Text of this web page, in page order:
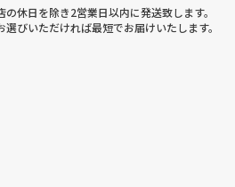
休日を除き2営業日以内に発送致します。
選びいただければ最短でお届けいたします。